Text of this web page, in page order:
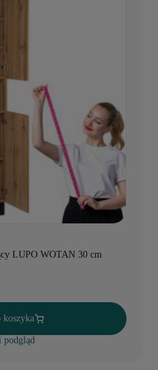
LUPO WOTAN 30 cm
koszyka
podgląd